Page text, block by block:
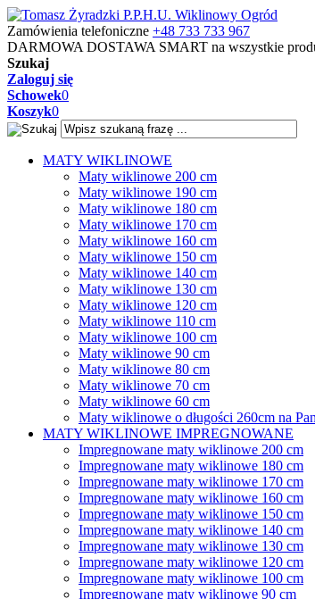
Zamówienia telefoniczne +48 733 733 967
DARMOWA DOSTAWA SMART na wszystkie
Szukaj
Zaloguj się
Schowek0
Koszyk0
MATY WIKLINOWE
Maty wiklinowe 200 cm
Maty wiklinowe 190 cm
Maty wiklinowe 180 cm
Maty wiklinowe 170 cm
Maty wiklinowe 160 cm
Maty wiklinowe 150 cm
Maty wiklinowe 140 cm
Maty wiklinowe 130 cm
Maty wiklinowe 120 cm
Maty wiklinowe 110 cm
Maty wiklinowe 100 cm
Maty wiklinowe 90 cm
Maty wiklinowe 80 cm
Maty wiklinowe 70 cm
Maty wiklinowe 60 cm
Maty wiklinowe o długości 260cm na
MATY WIKLINOWE IMPREGNOWANE
Impregnowane maty wiklinowe 200 cm
Impregnowane maty wiklinowe 180 cm
Impregnowane maty wiklinowe 170 cm
Impregnowane maty wiklinowe 160 cm
Impregnowane maty wiklinowe 150 cm
Impregnowane maty wiklinowe 140 cm
Impregnowane maty wiklinowe 130 cm
Impregnowane maty wiklinowe 120 cm
Impregnowane maty wiklinowe 100 cm
Impregnowane maty wiklinowe 90 cm